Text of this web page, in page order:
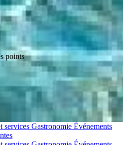
points
services Gastronomie Événements